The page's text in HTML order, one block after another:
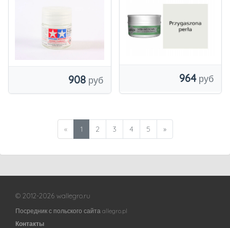
908 964
« 1 2 3 4 5 »
© 2012-2026 wallegro.ru
Посредник с польского сайта allegro.pl
Контакты